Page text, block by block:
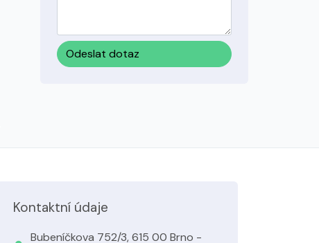
Odeslat dotaz
Kontaktní údaje
Bubeníčkova 752/3, 615 00 Brno -